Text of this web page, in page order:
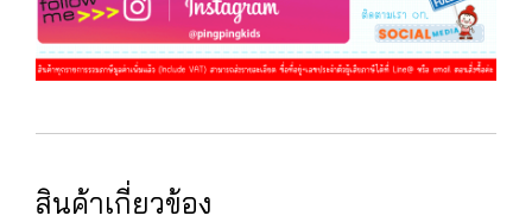
สินค้าเกี่ยวข้อง